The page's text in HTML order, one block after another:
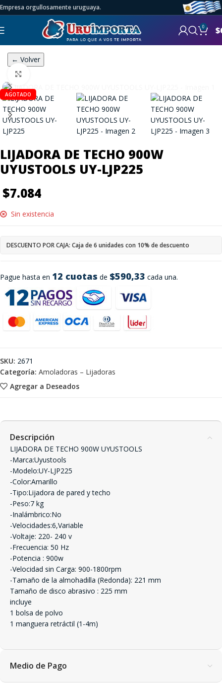
Empresa orgullosamente uruguaya.
0 $
← Volver
AGOTADO
LIJADORA DE TECHO 900W
UYUSTOOLS UY-LJP225
$7.084
Pague hasta en 12 cuotas de $590,33 cada una.
Sin existencia
DESCUENTO POR CAJA: Caja de 6 unidades con 10% de descuento
Agregar a Deseados
SKU: 2671
Categoría: Amoladoras – Lijadoras
Descripción
LIJADORA DE TECHO 900W UYUSTOOLS
-Marca:Uyustools
-Modelo:UY-LJP225
-Color:Amarillo
-Tipo:Lijadora de pared y techo
-Peso:7 kg
-Inalámbrico:No
-Velocidades:6,Variable
-Voltaje: 220- 240 v
-Frecuencia: 50 Hz
-Potencia : 900w
-Velocidad sin Carga: 900-1800rpm
-Tamaño de la almohadilla (Redonda): 221 mm
Tamaño de disco abrasivo : 225 mm
incluye
1 bolsa de polvo
1 manguera retráctil (1-4m)
Medio de Pago